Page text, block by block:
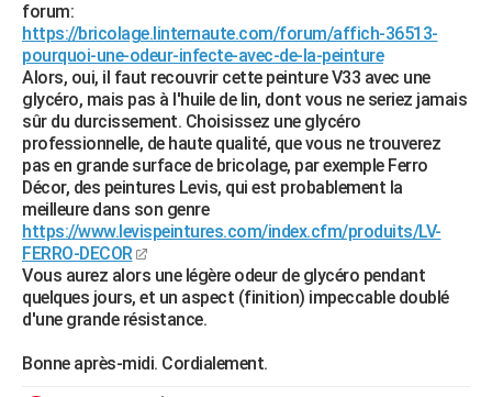
forum:
https://bricolage.linternaute.com/forum/affich-36513-
pourquoi-une-odeur-infecte-avec-de-la-peinture
Alors, oui, il faut recouvrir cette peinture V33 avec une
glycéro, mais pas à l'huile de lin, dont vous ne seriez jamais
sûr du durcissement. Choisissez une glycéro
professionnelle, de haute qualité, que vous ne trouverez
pas en grande surface de bricolage, par exemple Ferro
Décor, des peintures Levis, qui est probablement la
meilleure dans son genre
https://www.levispeintures.com/index.cfm/produits/LV-
FERRO-DECOR
Vous aurez alors une légère odeur de glycéro pendant
quelques jours, et un aspect (finition) impeccable doublé
d'une grande résistance.
Bonne après-midi. Cordialement.